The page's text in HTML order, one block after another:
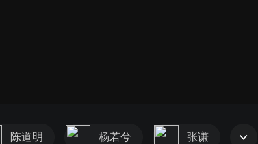
陈道明 杨若兮 张谦